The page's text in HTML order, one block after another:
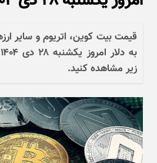
قیمت بیت کوین، اتریوم و سایر
زیر مشاهده کنید.